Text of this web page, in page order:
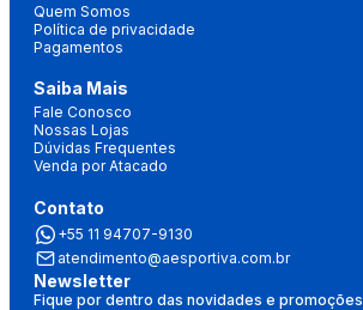
Quem Somos
Política de privacidade
Pagamentos
Saiba Mais
Fale Conosco
Nossas Lojas
Dúvidas Frequentes
Venda por Atacado
Contato
+55 11 94707-9130
atendimento@aesportiva.com.br
Newsletter
Fique por dentro das novidades e promoções